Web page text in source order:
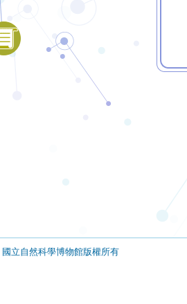
國立自然科學博物館版權所有